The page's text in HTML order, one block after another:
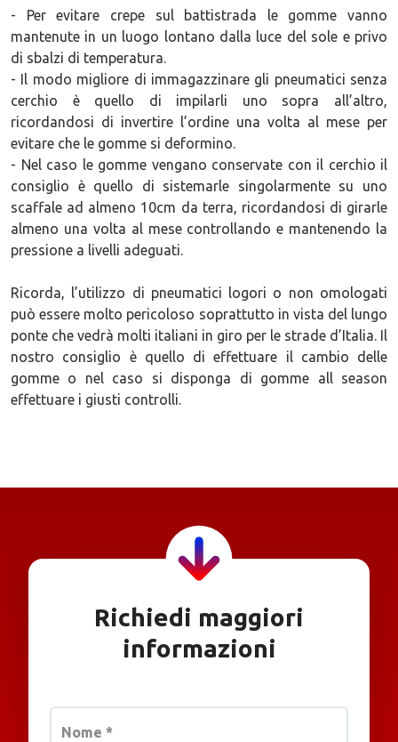
- Per evitare crepe sul battistrada le gomme vanno
mantenute in un luogo lontano dalla luce del sole e privo
di sbalzi di temperatura.
- Il modo migliore di immagazzinare gli pneumatici senza
cerchio è quello di impilarli uno sopra all’altro,
ricordandosi di invertire l’ordine una volta al mese per
evitare che le gomme si deformino.
- Nel caso le gomme vengano conservate con il cerchio il
consiglio è quello di sistemarle singolarmente su uno
scaffale ad almeno 10cm da terra, ricordandosi di girarle
almeno una volta al mese controllando e mantenendo la
pressione a livelli adeguati.
Ricorda, l’utilizzo di pneumatici logori o non omologati
può essere molto pericoloso soprattutto in vista del lungo
ponte che vedrà molti italiani in giro per le strade d’Italia. Il
nostro consiglio è quello di effettuare il cambio delle
gomme o nel caso si disponga di gomme all season
effettuare i giusti controlli.
Richiedi maggiori
informazioni
Nome *